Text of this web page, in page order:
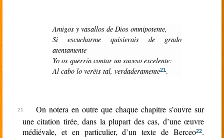
Amigos y vasallos de Dios omnipotente,
Si escucharme quisierais de grado
atentamente
Yo os querría contar un suceso excelente:
Al cabo lo veréis tal, verdaderamente21.
On notera en outre que chaque chapitre s’ouvre sur
une citation tirée, dans la plupart des cas, d’une œuvre
médiévale, et en particulier, d’un texte de Berceo22.